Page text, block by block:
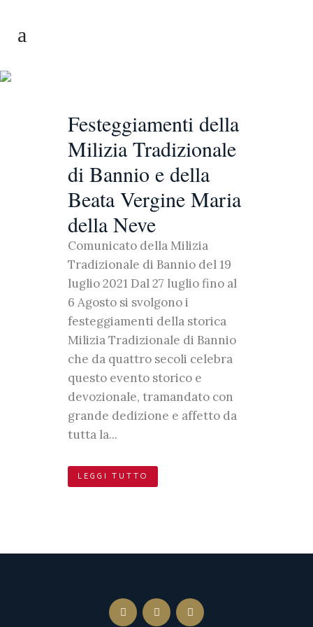
Festeggiamenti della
Milizia Tradizionale
di Bannio e della
Beata Vergine Maria
della Neve
Comunicato della Milizia
Tradizionale di Bannio del 19
luglio 2021 Dal 27 luglio fino al
6 Agosto si svolgono i
festeggiamenti della storica
Milizia Tradizionale di Bannio
che da quattro secoli celebra
questo evento storico e
devozionale, tramandato con
grande dedizione e affetto da
tutta la...
LEGGI TUTTO